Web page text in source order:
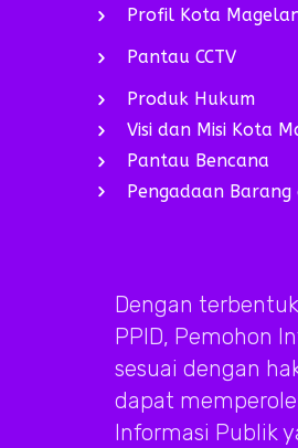
Profil Kota
Pantau CCTV
Produk Hukum
Visi dan Misi Kota
Pantau Bencana
Pengadaan Barang
Dengan
PPID, Pemohon
sesuai dengan
dapat
Informasi Publik